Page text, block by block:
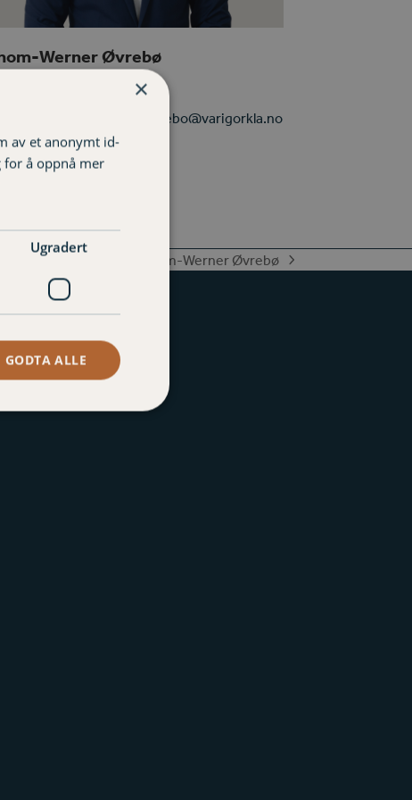
Werner Øvrebø
kunderådgiver privat
07 835 thom-werner.ovrebo@varigorkla.no
Email
Thom-Werner Øvrebø
×
av et anonymt id-
for å oppnå mer
Ugradert
GODTA ALLE